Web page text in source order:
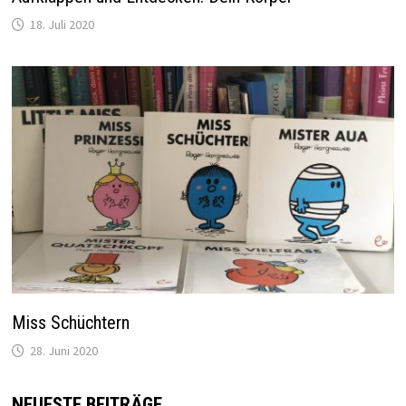
18. Juli 2020
Miss Schüchtern
28. Juni 2020